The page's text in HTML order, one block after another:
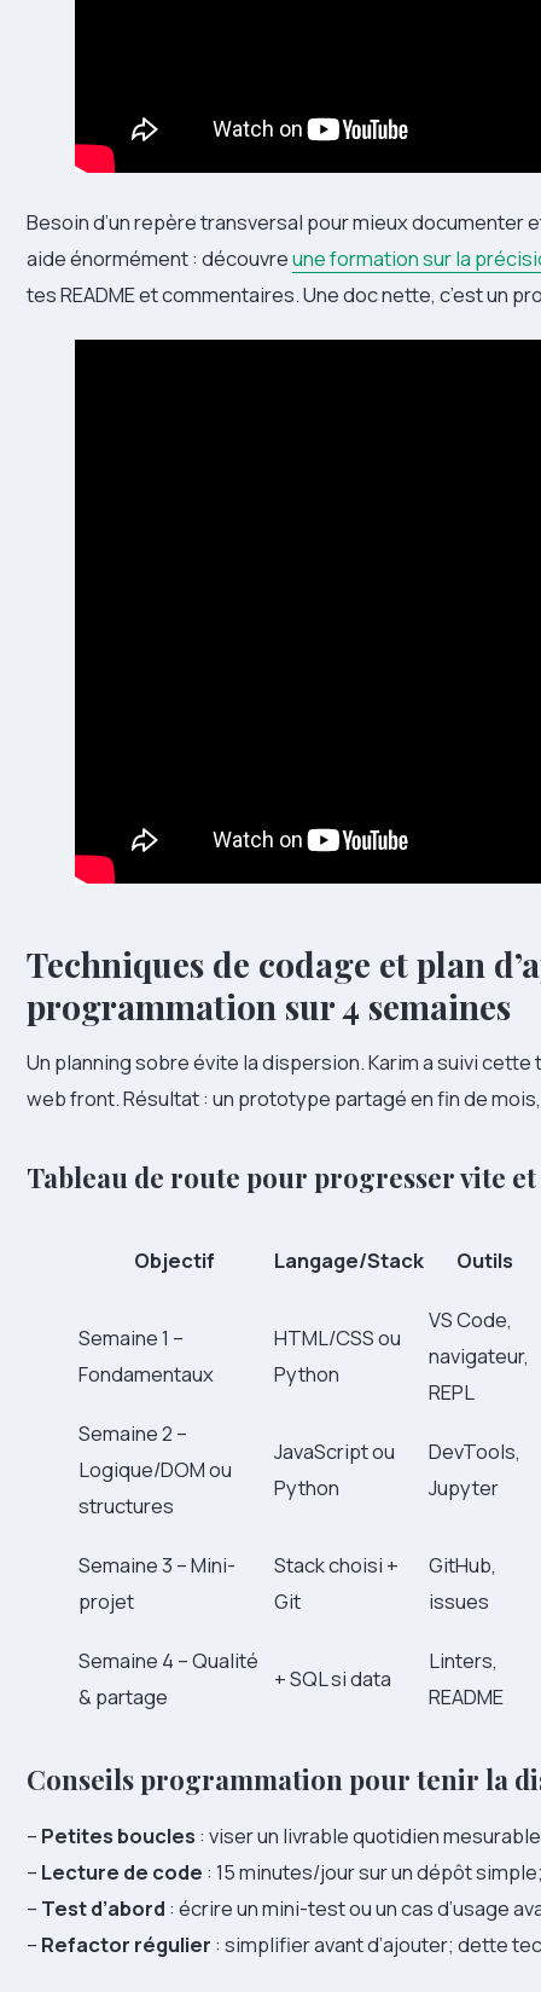
Besoin d’un repère transversal pour mieux documenter
aide énormément : découvreune formation sur la
tes README et commentaires. Une doc nette, c’est un
Techniques de codage et plan
programmation sur 4 semaines
Un planning sobre évite la dispersion. Karim a suivi
web front. Résultat : un prototype partagé en fin de
Tableau de route pour progresser vite
Objectif Langage/Stack Outils
Semaine 1 –
Fondamentaux
HTML/CSS ou
Python
VS Code,
navigateur,
REPL
Semaine 2 –
Logique/DOM ou
structures
JavaScript ou
Python
DevTools,
Jupyter
Semaine 3 – Mini-
projet
Stack choisi +
Git
GitHub,
issues
Semaine 4 – Qualité
& partage
+ SQL si data
Linters,
README
Conseils programmation pour tenir la
– Petites boucles : viser un livrable quotidien
– Lecture de code : 15 minutes/jour sur un dépôt
– Test d’abord : écrire un mini-test ou un cas d’usage
– Refactor régulier : simplifier avant d’ajouter; dette